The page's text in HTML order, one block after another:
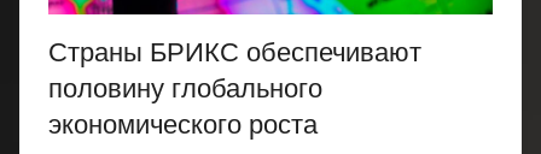
Страны БРИКС обеспечивают
половину глобального
экономического роста